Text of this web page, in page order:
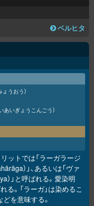
ベルヒタ
ょうおう）
あいぎょうこんごう）
ットでは「ラーガラージ
）」、あるいは「ヴァ
）」と呼ばれる。愛染明
る。「ラーガ」は染めるこ
を意味する。